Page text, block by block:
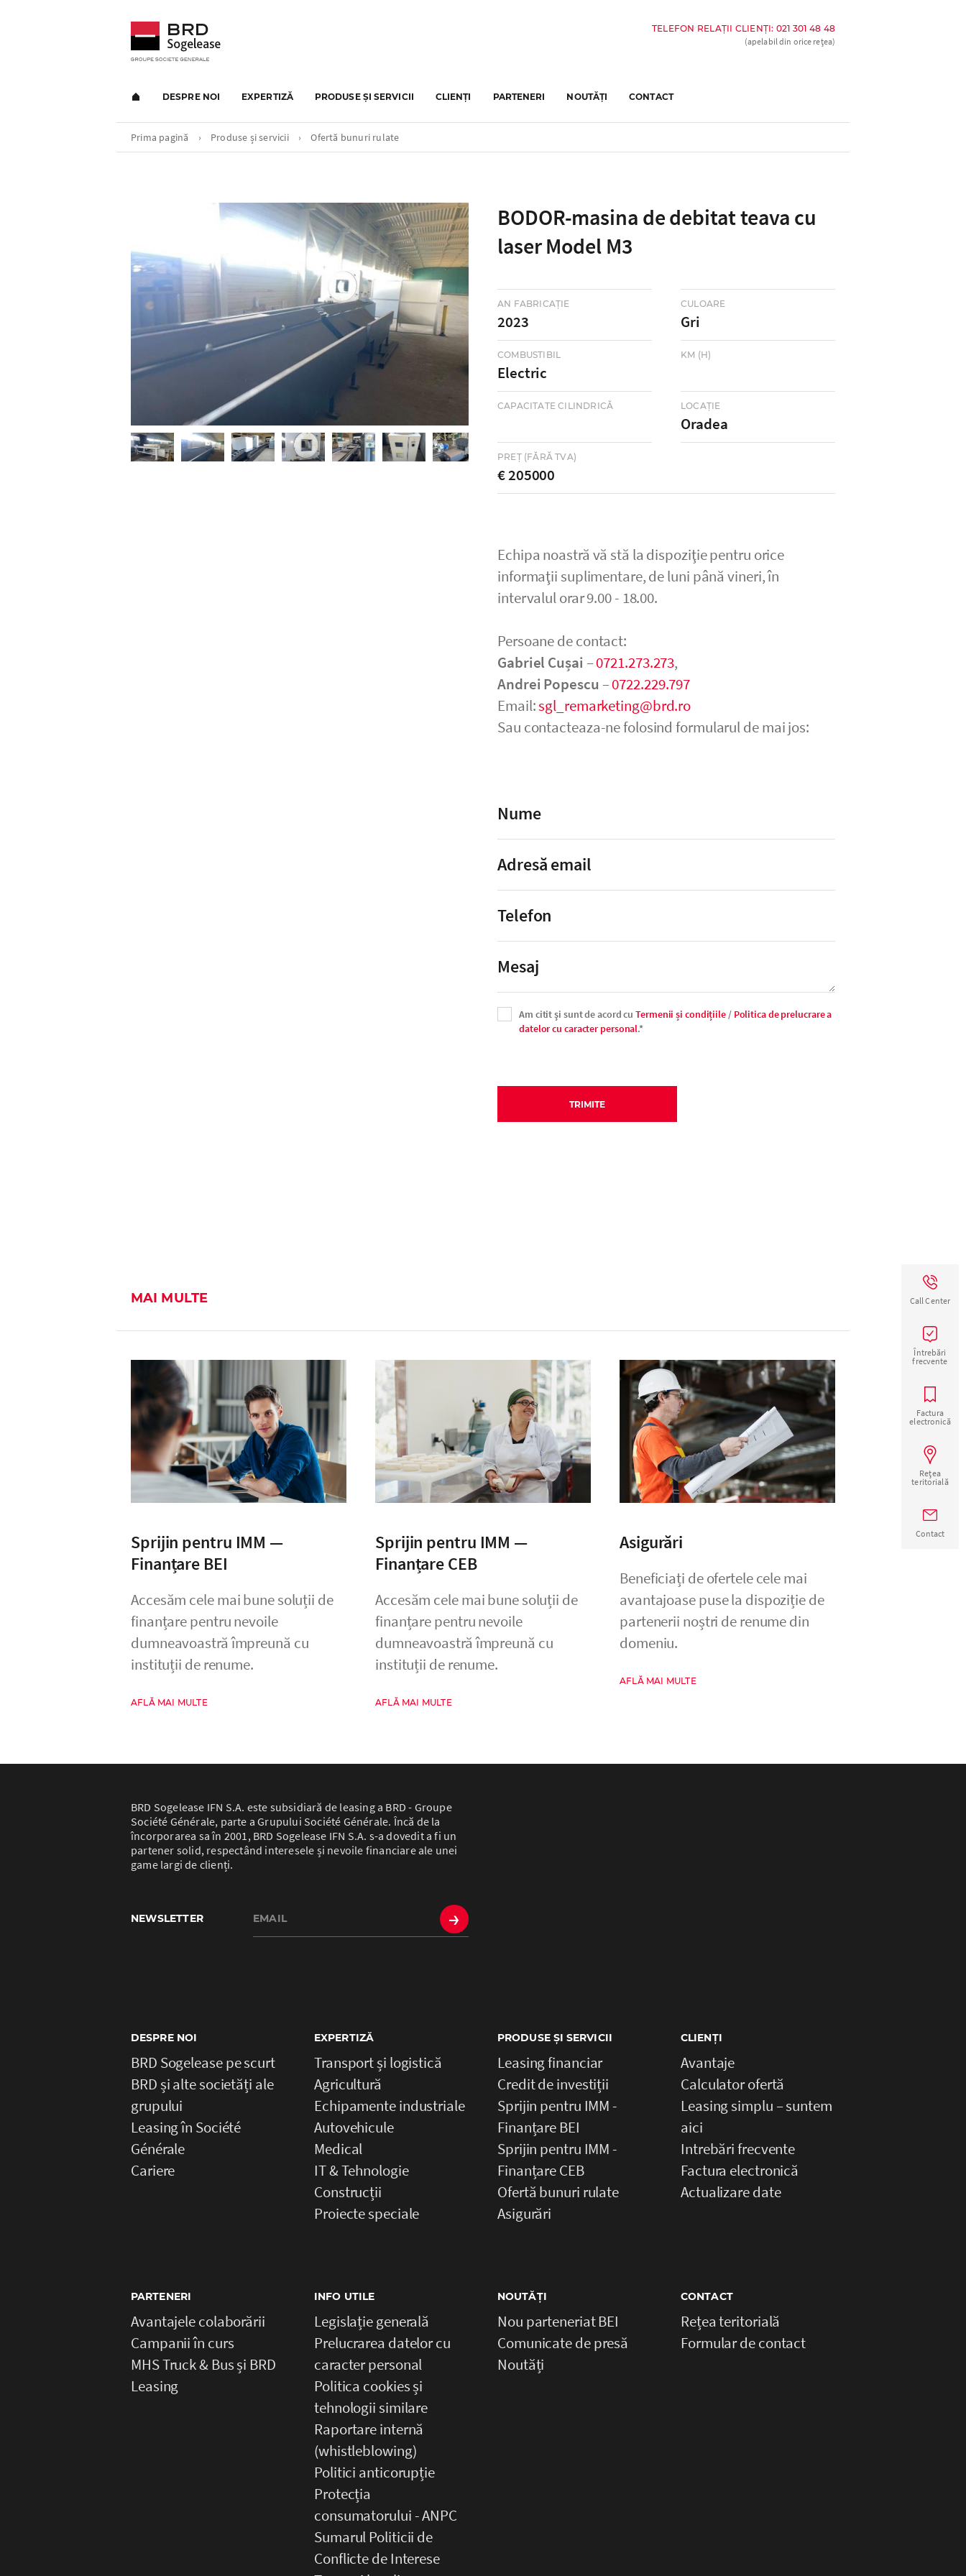
TELEFON RELAȚII CLIENȚI: 021 301 48 48
(apelabil din orice rețea)
DESPRE NOI EXPERTIZĂ PRODUSE ȘI SERVICII CLIENȚI PARTENERI NOUTĂȚI CONTACT
Prima pagină › Produse și servicii › Ofertă bunuri rulate
BODOR-masina de debitat teava cu
laser Model M3
AN FABRICAȚIE
2023
CULOARE
Gri
COMBUSTIBIL
Electric
KM (H)
CAPACITATE CILINDRICĂ LOCAŢIE
Oradea
PREȚ (FĂRĂ TVA)
€ 205000
Echipa noastră vă stă la dispoziţie pentru orice
informaţii suplimentare, de luni până vineri, în
intervalul orar 9.00 - 18.00.
Persoane de contact:
Gabriel Cușai –0721.273.273,
Andrei Popescu –0722.229.797
Email:sgl_remarketing@brd.ro
Sau contacteaza-ne folosind formularul de mai jos:
Am citit şi sunt de acord cuTermenii și condițiile/ Politica de prelucrare a
datelor cu caracter personal.*
TRIMITE
MAI MULTE
Sprijin pentru IMM —
Finanțare BEI
Accesăm cele mai bune soluții de
finanțare pentru nevoile
dumneavoastră împreună cu
instituții de renume.
AFLĂ MAI MULTE
Sprijin pentru IMM —
Finanțare CEB
Accesăm cele mai bune soluții de
finanțare pentru nevoile
dumneavoastră împreună cu
instituții de renume.
AFLĂ MAI MULTE
Asigurări
Beneficiați de ofertele cele mai
avantajoase puse la dispoziție de
partenerii noștri de renume din
domeniu.
AFLĂ MAI MULTE
Call Center
Întrebări
frecvente
Factura
electronică
Rețea
teritorială
Contact
BRD Sogelease IFN S.A. este subsidiară de leasing a BRD - Groupe
Société Générale, parte a Grupului Société Générale. Încă de la
încorporarea sa în 2001, BRD Sogelease IFN S.A. s-a dovedit a fi un
partener solid, respectând interesele și nevoile financiare ale unei
game largi de clienți.
NEWSLETTER →
DESPRE NOI
BRD Sogelease pe scurt
BRD și alte societăți ale
grupului
Leasing în Société
Générale
Cariere
EXPERTIZĂ
Transport și logistică
Agricultură
Echipamente industriale
Autovehicule
Medical
IT & Tehnologie
Construcții
Proiecte speciale
PRODUSE ȘI SERVICII
Leasing financiar
Credit de investiții
Sprijin pentru IMM -
Finanțare BEI
Sprijin pentru IMM -
Finanțare CEB
Ofertă bunuri rulate
Asigurări
CLIENȚI
Avantaje
Calculator ofertă
Leasing simplu – suntem
aici
Intrebări frecvente
Factura electronică
Actualizare date
PARTENERI
Avantajele colaborării
Campanii în curs
MHS Truck & Bus și BRD
Leasing
INFO UTILE
Legislație generală
Prelucrarea datelor cu
caracter personal
Politica cookies și
tehnologii similare
Raportare internă
(whistleblowing)
Politici anticorupție
Protecția
consumatorului - ANPC
Sumarul Politicii de
Conflicte de Interese
NOUTĂȚI
Nou parteneriat BEI
Comunicate de presă
Noutăți
CONTACT
Rețea teritorială
Formular de contact